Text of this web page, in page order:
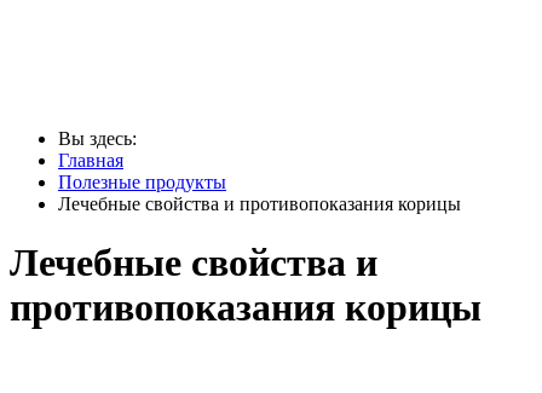
Вы здесь:
Главная
Полезные продукты
Лечебные свойства и противопоказания корицы
Лечебные свойства и
противопоказания корицы